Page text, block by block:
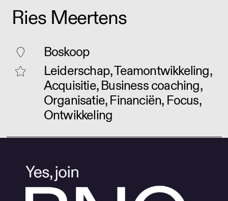
Ries Meertens
Boskoop
Leiderschap, Teamontwikkeling,
Acquisitie, Business coaching,
Organisatie, Financiën, Focus,
Ontwikkeling